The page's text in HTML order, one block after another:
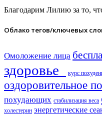
Благодарим Лилию за то,
Облако тегов/ключевых
Омоложение лица
здоровье​
курс
оздоровительное
похудающих стабилизация веса
холестерин энергетические